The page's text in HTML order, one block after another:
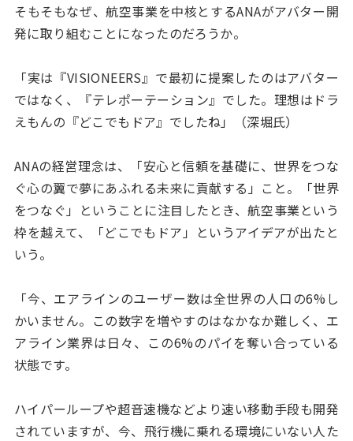
そもそもなぜ、航空事業を中核とするANAがアバター開
発に取り組むことになったのだろうか。
「実は『VISIONEERS』で最初に提案したのはアバター
ではなく、『テレポーテーション』でした。理想はドラ
えもんの『どこでもドア』でしたね」（深堀氏）
ANAの経営理念は、「安心と信頼を基礎に、世界をつな
ぐ心の翼で夢にあふれる未来に貢献する」こと。「世界
をつなぐ」ということに注目したとき、航空事業という
枠を越えて、「どこでもドア」というアイデアが出たと
いう。
「今、エアラインのユーザー数は全世界の人口の6%し
かいません。この数字を増やすのはなかなか難しく、エ
アライン業界は日々、この6%のパイを奪い合っている
状態です。
ハイパーループや超音速機などより速い移動手段も開発
されていますが、今、飛行機に乗れる環境にいない人た